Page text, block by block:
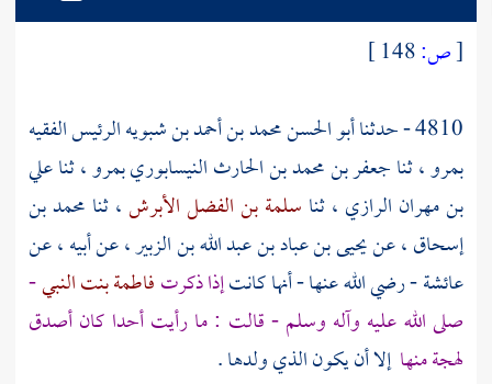
[ص:
4810 - حدثنا
أبو الحسن محمد بن أحمد بن شبويه الرئيس الفقيه
بمرو، ثناجعفر بن محمد بن الحارث النيسابوريبمرو، ثناعلي
بن مهران الرازي ، ثنا سلمة بن الفضل الأبرش، ثنا محمد بن
إسحاق، عنيحيى بن عباد بن عبد الله بن الزبير، عن أبيه ، عن
عائشة- رضي الله عنها - أنها كانتإذا ذكرتفاطمة بنت النبي-
صلى الله عليه وآله وسلم - قالت : ما رأيت أحدا كان أصدق
لهجة منها إلا أن يكون الذي ولدها .